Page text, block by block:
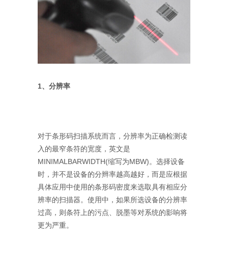
1、分辨率
对于条形码扫描系统而言，分辨率为正确检测读
入的最窄条符的宽度，英文是
MINIMALBARWIDTH(缩写为MBW)。选择设备
时，并不是设备的分辫率越高越好，而是应根据
具体应用中使用的条形码密度来选取具有相应分
辨率的扫描器。使用中，如果所选设备的分辨率
过高，则条符上的污点、脱墨等对系统的影响将
更为严重。